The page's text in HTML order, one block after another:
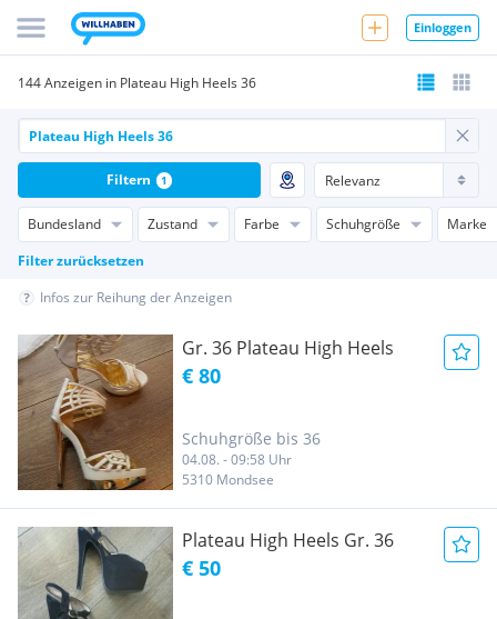
Einloggen
144 Anzeigen in Plateau High Heels 36
Bundesland Zustand Farbe Schuhgröße
Marke
Filter zurücksetzen
Filtern 1
Infos zur Reihung der Anzeigen
Gr. 36 Plateau High Heels
€ 80
Schuhgröße bis 36
04.08. - 09:58 Uhr
5310 Mondsee
Plateau High Heels Gr. 36
€ 50